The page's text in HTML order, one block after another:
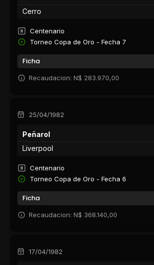
Cerro
Centenario
Torneo Copa de Oro - Fecha 7
Ficha
Recaudacion: N$ 283.970,00
25/04/1982
Peñarol
Liverpool
Centenario
Torneo Copa de Oro - Fecha 6
Ficha
Recaudacion: N$ 368.140,00
17/04/1982